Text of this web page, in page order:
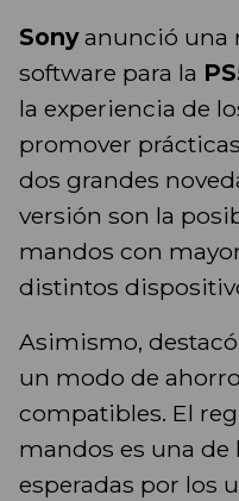
Sonyanunció una
software para la
la experiencia de
promover
dos grandes
versión son la
mandos con
distintos
Asimismo,
un modo de
compatibles. El
mandos es una
esperadas por los